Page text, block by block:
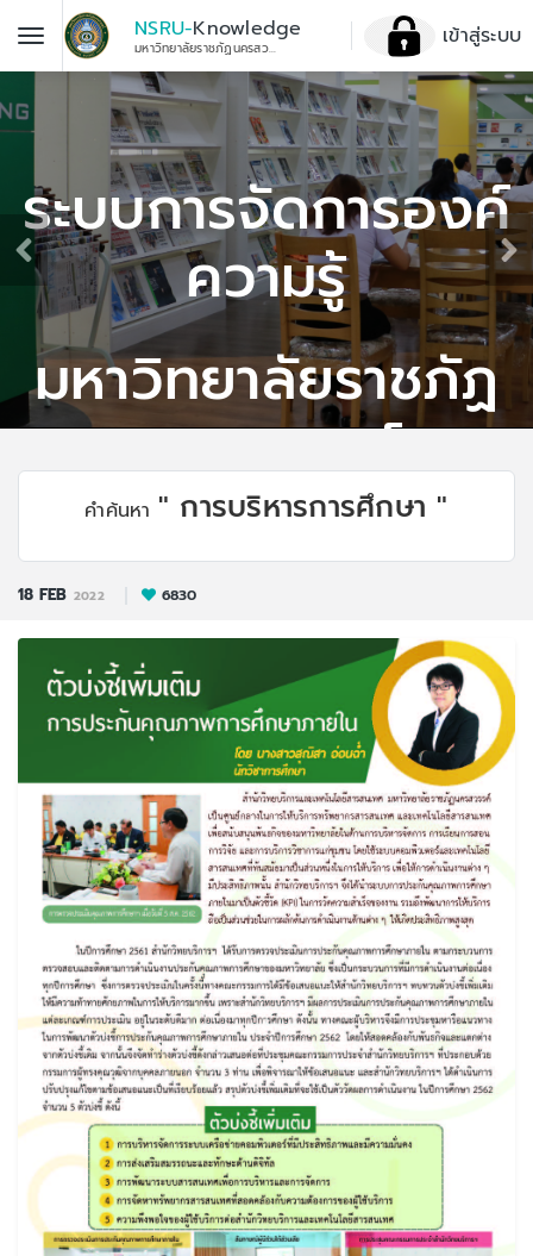
NSRU-Knowledge
มหาวิทยาลัยราชภัฏนครสวรรค์ เข้าสู่ระบบ
ระบบการจัดการองค์
ความรู้
มหาวิทยาลัยราชภัฏ
นครสวรรค์
คำค้นหา " การบริหารการศึกษา "
18 FEB 2022 6830